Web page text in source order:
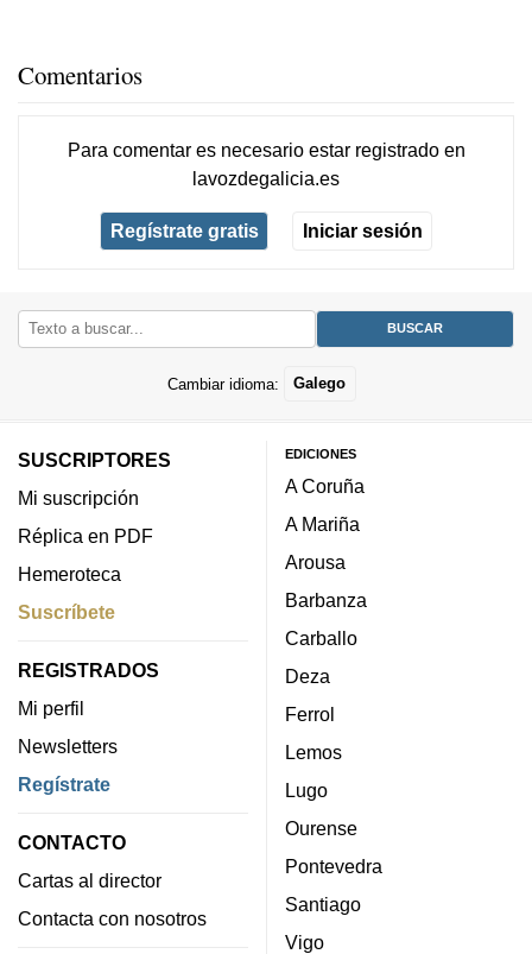
Comentarios
Para comentar es necesario estar registradoen
lavozdegalicia.es
Regístrate gratis Iniciar sesión
Cambiar idioma: Galego
SUSCRIPTORES
Mi suscripción
Réplica en PDF
Hemeroteca
Suscríbete
REGISTRADOS
Mi perfil
Newsletters
Regístrate
CONTACTO
Cartas al director
Contacta con nosotros
EDICIONES
A Coruña
A Mariña
Arousa
Barbanza
Carballo
Deza
Ferrol
Lemos
Lugo
Ourense
Pontevedra
Santiago
Vigo